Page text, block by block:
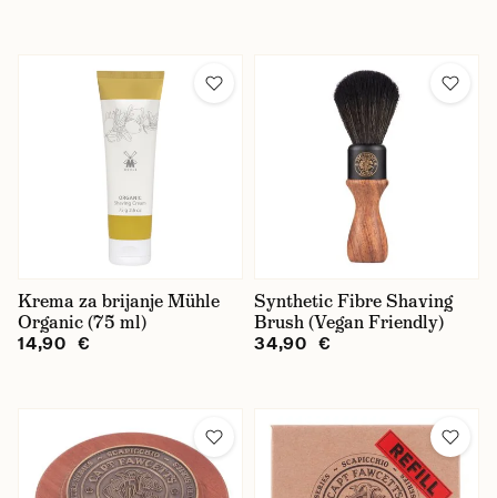
Krema za brijanje Mühle
Organic (75 ml)
14,90 €
Synthetic Fibre Shaving
Brush (Vegan Friendly)
34,90 €